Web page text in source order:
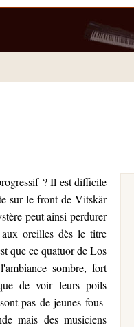
? Il est difficile
sur le front de Vitskär
peut ainsi perdurer
oreilles dès le titre
que ce quatuor de Los
sombre, fort
de voir leurs poils
pas de jeunes fous-
mais des musiciens